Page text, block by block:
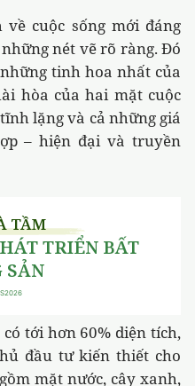
cuộc sống mới đáng
nét vẽ rõ ràng. Đó
tinh hoa nhất của
hòa của hai mặt cuộc
lặng và cả những giá
– hiện đại và truyền
tới hơn 60% diện tích,
đầu tư kiến thiết cho
mặt nước, cây xanh,